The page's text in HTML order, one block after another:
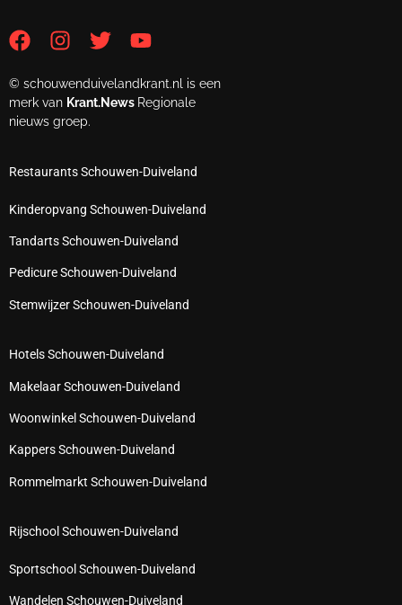
© schouwenduivelandkrant.nl is een
merk van Krant.News Regionale
nieuws groep.
Restaurants Schouwen-Duiveland
Kinderopvang Schouwen-Duiveland
Tandarts Schouwen-Duiveland
Pedicure Schouwen-Duiveland
Stemwijzer Schouwen-Duiveland
Hotels Schouwen-Duiveland
Makelaar Schouwen-Duiveland
Woonwinkel Schouwen-Duiveland
Kappers Schouwen-Duiveland
Rommelmarkt Schouwen-Duiveland
Rijschool Schouwen-Duiveland
Sportschool Schouwen-Duiveland
Wandelen Schouwen-Duiveland